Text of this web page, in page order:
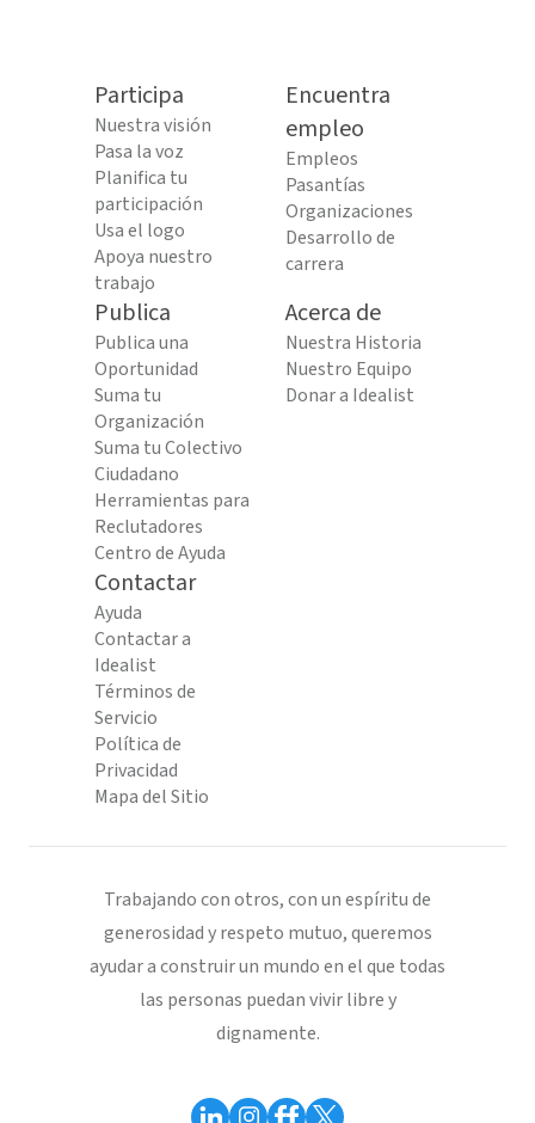
Participa
Nuestra visión
Pasa la voz
Planifica tu
participación
Usa el logo
Apoya nuestro
trabajo
Encuentra
empleo
Empleos
Pasantías
Organizaciones
Desarrollo de
carrera
Publica
Publica una
Oportunidad
Suma tu
Organización
Suma tu Colectivo
Ciudadano
Herramientas para
Reclutadores
Centro de Ayuda
Acerca de
Nuestra Historia
Nuestro Equipo
Donar a Idealist
Contactar
Ayuda
Contactar a
Idealist
Términos de
Servicio
Política de
Privacidad
Mapa del Sitio
Trabajando con otros, con un espíritu de
generosidad y respeto mutuo, queremos
ayudar a construir un mundo en el que todas
las personas puedan vivir libre y
dignamente.